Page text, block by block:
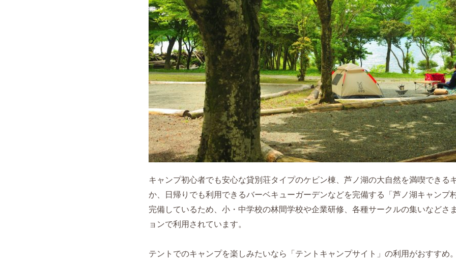
キャンプ初心者でも安心な貸別荘タイプのケビン棟、芦ノ湖の大自然を満喫できる
か、日帰りでも利用できるバーベキューガーデンなどを完備する「芦ノ湖キャンプ
完備しているため、小・中学校の林間学校や企業研修、各種サークルの集いなどさ
ョンで利用されています。
テントでのキャンプを楽しみたいなら「テントキャンプサイト」の利用がおすすめ